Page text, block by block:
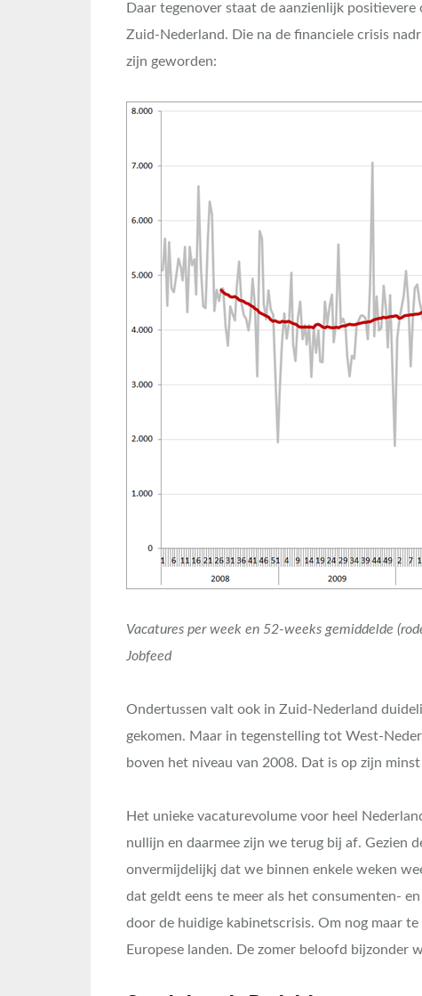
Daar tegenover staat de aanzienlijk
Zuid-Nederland. Die na de financiele crisis
zijn geworden:
Vacatures per week en 52-weeks gemiddelde
Jobfeed
Ondertussen valt ook in Zuid-Nederland
gekomen. Maar in tegenstelling tot West-
boven het niveau van 2008. Dat is op zijn
Het unieke vacaturevolume voor heel
nullijn en daarmee zijn we terug bij af. Gezien
onvermijdelijkj dat we binnen enkele weken
dat geldt eens te meer als het consumenten-
door de huidige kabinetscrisis. Om nog maar
Europese landen. De zomer beloofd bijzonder